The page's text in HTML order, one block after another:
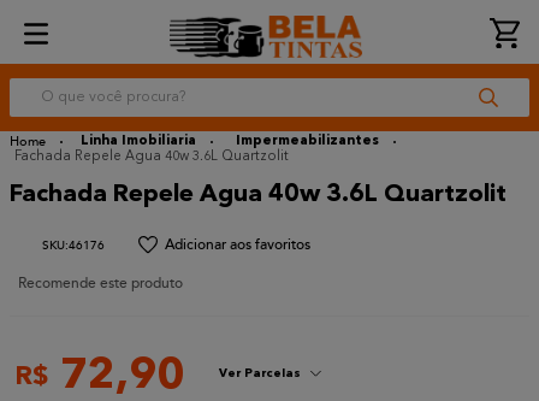
O que você procura?
Linha Imobiliaria
Impermeabilizantes
Fachada Repele Agua 40w 3.6L Quartzolit
Fachada Repele Agua 40w 3.6L Quartzolit
:46176
Recomende este produto
R$ 72,90 Ver Parcelas